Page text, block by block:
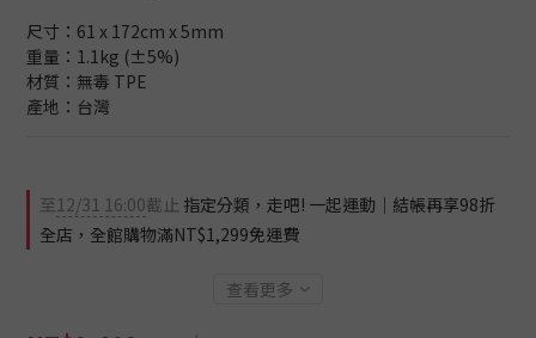
尺寸：61 x 172cm x 5mm
重量：1.1kg (±5%)
材質：無毒 TPE
產地：台灣
至12/31 16:00截止 指定分類，走吧! 一起運動｜結帳再享98折
全店，全館購物滿NT$1,299免運費
查看更多